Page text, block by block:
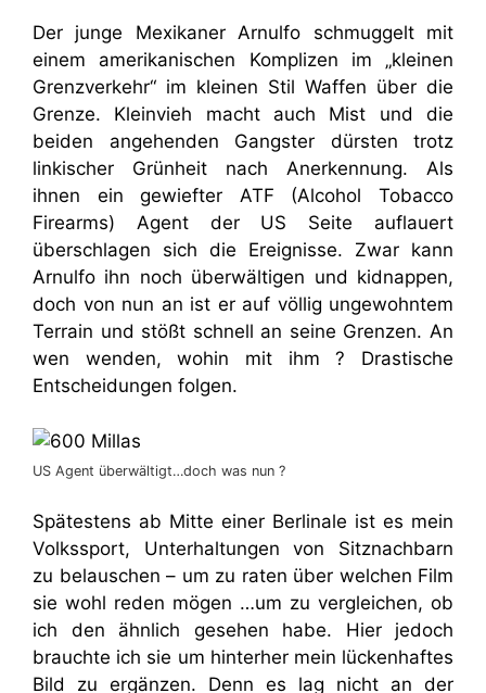
Der junge Mexikaner Arnulfo schmuggelt mit
einem amerikanischen Komplizen im „kleinen
Grenzverkehr“ im kleinen Stil Waffen über die
Grenze. Kleinvieh macht auch Mist und die
beiden angehenden Gangster dürsten trotz
linkischer Grünheit nach Anerkennung. Als
ihnen ein gewiefter ATF (Alcohol Tobacco
Firearms) Agent der US Seite auflauert
überschlagen sich die Ereignisse. Zwar kann
Arnulfo ihn noch überwältigen und kidnappen,
doch von nun an ist er auf völlig ungewohntem
Terrain und stößt schnell an seine Grenzen. An
wen wenden, wohin mit ihm ? Drastische
Entscheidungen folgen.
US Agent überwältigt…doch was nun ?
Spätestens ab Mitte einer Berlinale ist es mein
Volkssport, Unterhaltungen von Sitznachbarn
zu belauschen – um zu raten über welchen Film
sie wohl reden mögen …um zu vergleichen, ob
ich den ähnlich gesehen habe. Hier jedoch
brauchte ich sie um hinterher mein lückenhaftes
Bild zu ergänzen. Denn es lag nicht an der